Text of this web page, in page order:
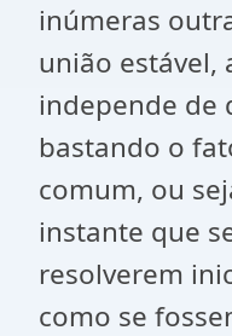
inúmeras
união estável,
independe de
bastando o
comum, ou
instante que
resolverem
como se